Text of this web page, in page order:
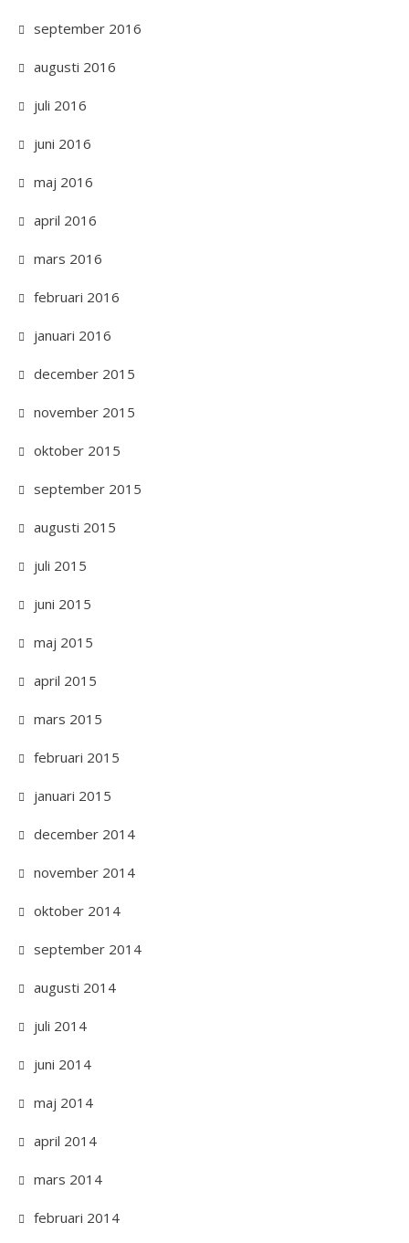
september 2016
augusti 2016
juli 2016
juni 2016
maj 2016
april 2016
mars 2016
februari 2016
januari 2016
december 2015
november 2015
oktober 2015
september 2015
augusti 2015
juli 2015
juni 2015
maj 2015
april 2015
mars 2015
februari 2015
januari 2015
december 2014
november 2014
oktober 2014
september 2014
augusti 2014
juli 2014
juni 2014
maj 2014
april 2014
mars 2014
februari 2014